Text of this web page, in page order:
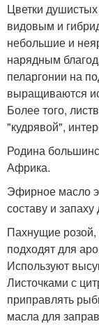
Цветки
видовым и
небольшие и
нарядным
пеларгонии на
выращиваются
Более того,
"кудрявой",
Родина
Африка.
Эфирное масло
составу и
Пахнущие розой,
подходят для
Используют
Листочками с
приправлять
масла для